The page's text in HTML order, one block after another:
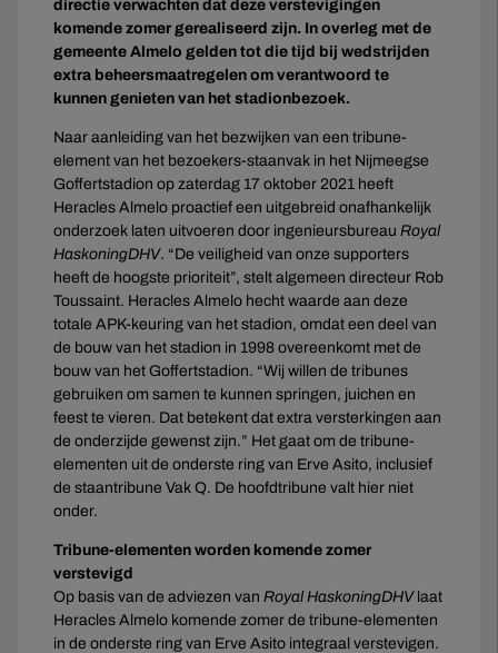
directie verwachten dat deze verstevigingen
komende zomer gerealiseerd zijn. In overleg met de
gemeente Almelo gelden tot die tijd bij wedstrijden
extra beheersmaatregelen om verantwoord te
kunnen genieten van het stadionbezoek.
Naar aanleiding van het bezwijken van een tribune-
element van het bezoekers-staanvak in het Nijmeegse
Goffertstadion op zaterdag 17 oktober 2021 heeft
Heracles Almelo proactief een uitgebreid onafhankelijk
onderzoek laten uitvoeren door ingenieursbureau Royal
HaskoningDHV. “De veiligheid van onze supporters
heeft de hoogste prioriteit”, stelt algemeen directeur Rob
Toussaint. Heracles Almelo hecht waarde aan deze
totale APK-keuring van het stadion, omdat een deel van
de bouw van het stadion in 1998 overeenkomt met de
bouw van het Goffertstadion. “Wij willen de tribunes
gebruiken om samen te kunnen springen, juichen en
feest te vieren. Dat betekent dat extra versterkingen aan
de onderzijde gewenst zijn.” Het gaat om de tribune-
elementen uit de onderste ring van Erve Asito, inclusief
de staantribune Vak Q. De hoofdtribune valt hier niet
onder.
Tribune-elementen worden komende zomer
verstevigd
Op basis van de adviezen van Royal HaskoningDHV laat
Heracles Almelo komende zomer de tribune-elementen
in de onderste ring van Erve Asito integraal verstevigen.